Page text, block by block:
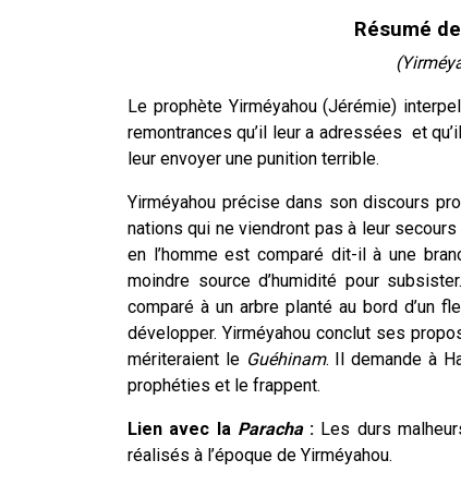
Résumé
Le prophète Yirméyahou (Jérémie)
remontrances qu’il leur a adressées et
leur envoyer une punition terrible.
Yirméyahou précise dans son discours
nations qui ne viendront pas à leur
en l’homme est comparé dit-il à une
moindre source d’humidité pour
comparé à un arbre planté au bord d’un
développer. Yirméyahou conclut ses
mériteraient le Guéhinam. Il demande à
prophéties et le frappent.
Lien avec la Paracha: Les durs
réalisés à l’époque de Yirméyahou.